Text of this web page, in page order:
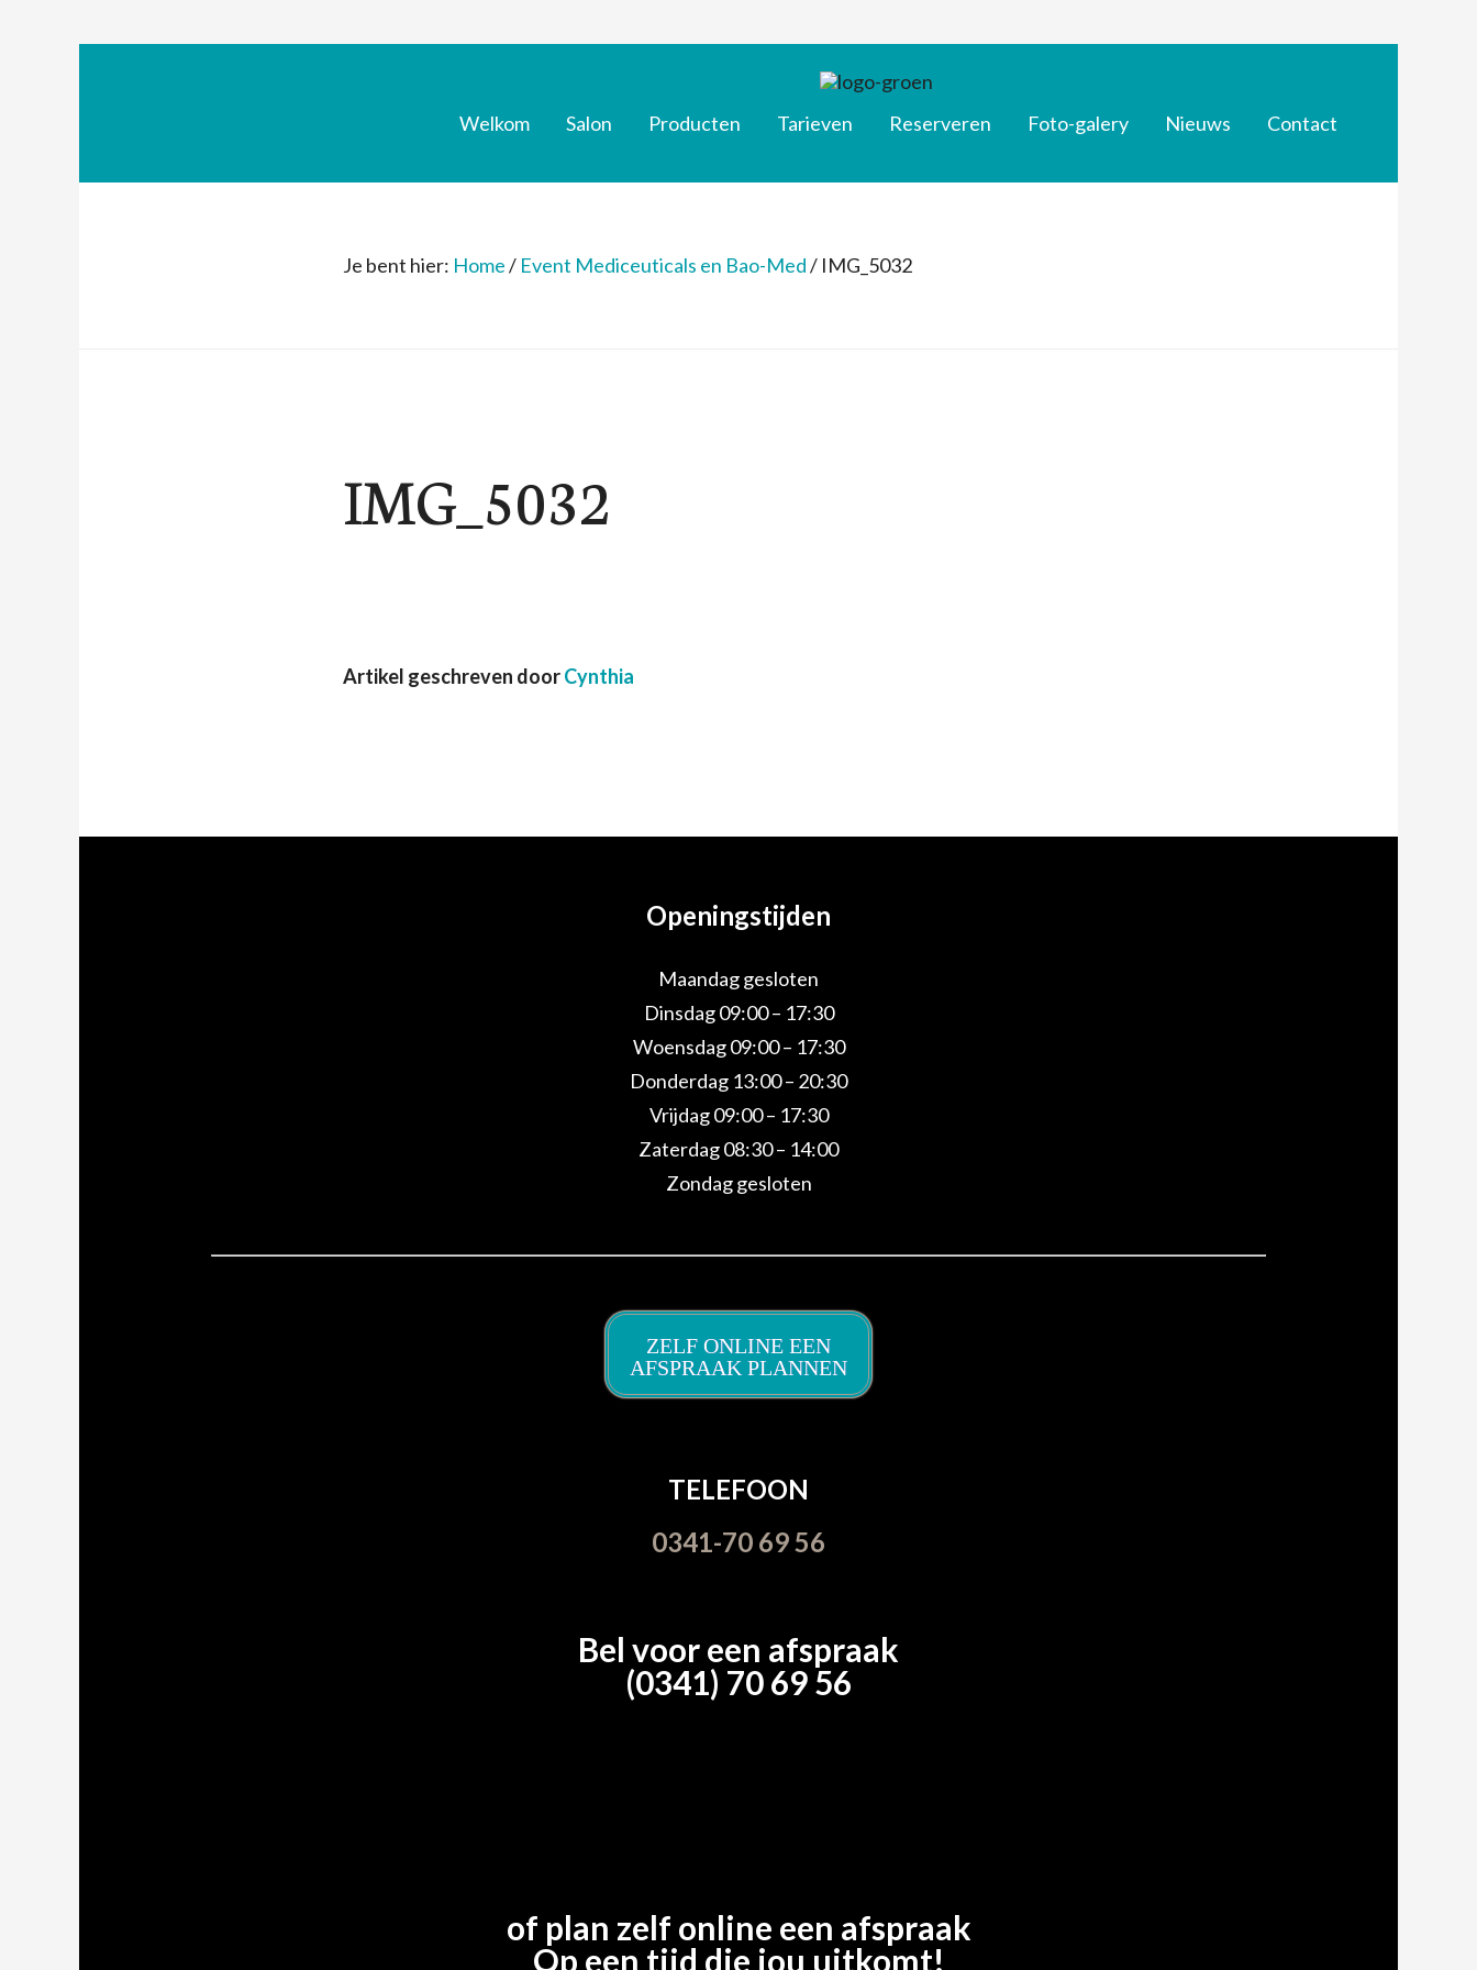
Welkom Salon Producten Tarieven Reserveren Foto-galery Nieuws Contact
Je bent hier: Home/ Event Mediceuticals en Bao-Med/ IMG_5032
IMG_5032
Artikel geschreven doorCynthia
Openingstijden
Maandag gesloten
Dinsdag 09:00 – 17:30
Woensdag 09:00 – 17:30
Donderdag 13:00 – 20:30
Vrijdag 09:00 – 17:30
Zaterdag 08:30 – 14:00
Zondag gesloten
ZELF ONLINE EEN
AFSPRAAK PLANNEN
TELEFOON
0341-70 69 56
Bel voor een afspraak
(0341) 70 69 56
of plan zelf online een afspraak
Op een tijd die jou uitkomt!